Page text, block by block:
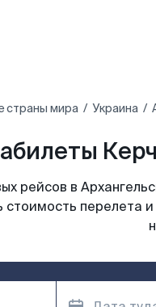
страны мира Украина
рейсов в
стоимость перелета